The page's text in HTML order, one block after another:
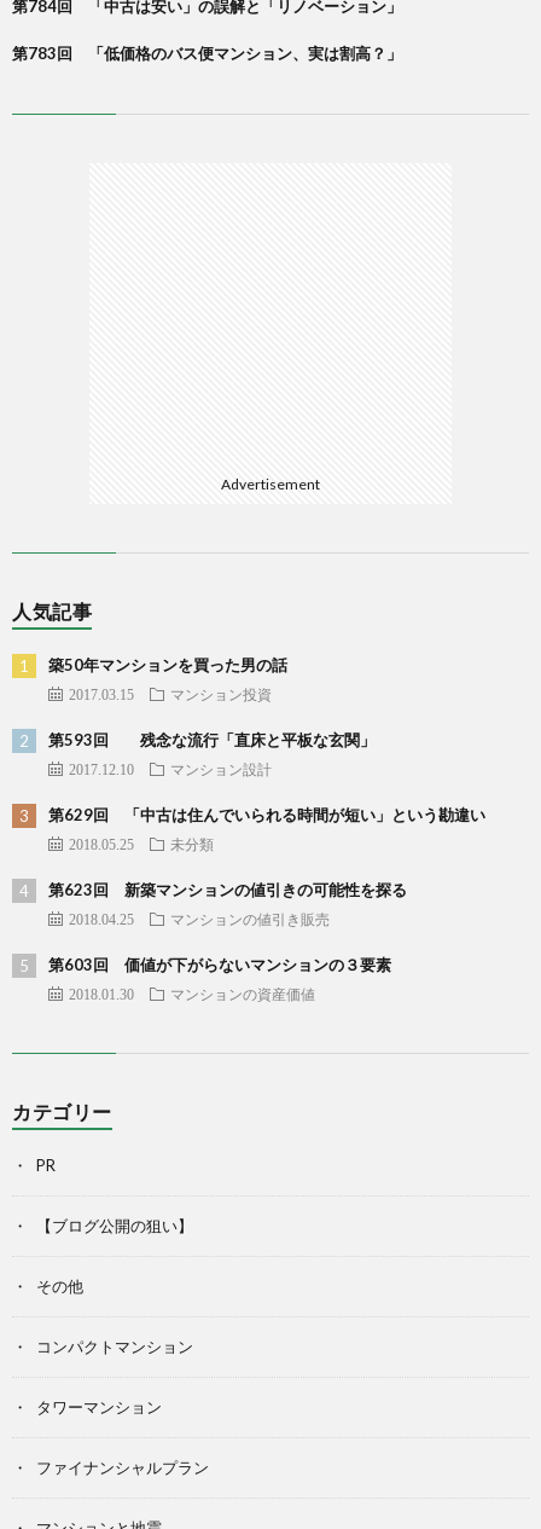
第784回 「中古は安い」の誤解と「リノベーション」
第783回 「低価格のバス便マンション、実は割高？」
Advertisement
人気記事
築50年マンションを買った男の話
2017.03.15 マンション投資
第593回 残念な流行「直床と平板な玄関」
2017.12.10 マンション設計
第629回 「中古は住んでいられる時間が短い」という勘違い
2018.05.25 未分類
第623回 新築マンションの値引きの可能性を探る
2018.04.25 マンションの値引き販売
第603回 価値が下がらないマンションの３要素
2018.01.30 マンションの資産価値
カテゴリー
PR
【ブログ公開の狙い】
その他
コンパクトマンション
タワーマンション
ファイナンシャルプラン